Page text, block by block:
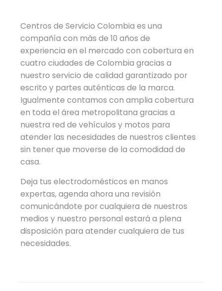
Centros de Servicio Colombia es una
compañía con más de 10 años de
experiencia en el mercado con cobertura en
cuatro ciudades de Colombia gracias a
nuestro servicio de calidad garantizado por
escrito y partes auténticas de la marca.
Igualmente contamos con amplia cobertura
en toda el área metropolitana gracias a
nuestra red de vehículos y motos para
atender las necesidades de nuestros clientes
sin tener que moverse de la comodidad de
casa.
Deja tus electrodomésticos en manos
expertas, agenda ahora una revisión
comunicándote por cualquiera de nuestros
medios y nuestro personal estará a plena
disposición para atender cualquiera de tus
necesidades.